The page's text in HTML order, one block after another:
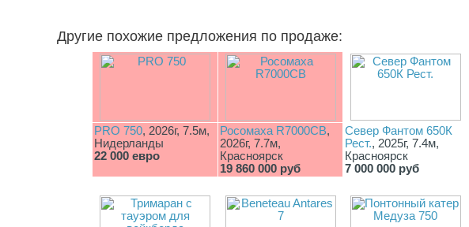
Другие похожие предложения по продаже:
PRO 750, 2026г, 7.5м,
Нидерланды
22 000 евро
Росомаха R7000СВ,
2026г, 7.7м,
Красноярск
19 860 000 руб
Север Фантом 650К
Рест., 2025г, 7.4м,
Красноярск
7 000 000 руб